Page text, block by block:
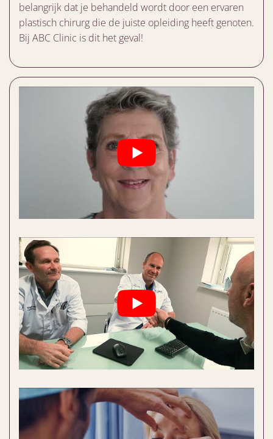
belangrijk dat je behandeld wordt door een ervaren
plastisch chirurg die de juiste opleiding heeft genoten.
Bij ABC Clinic is dit het geval!